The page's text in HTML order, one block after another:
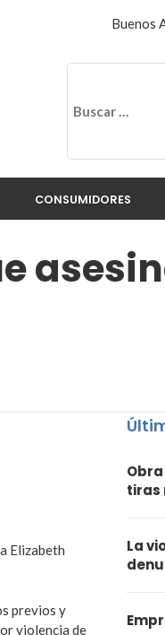
Buenos
CONSUMIDORES
Elizabeth
previos y
violencia de
tiras
La